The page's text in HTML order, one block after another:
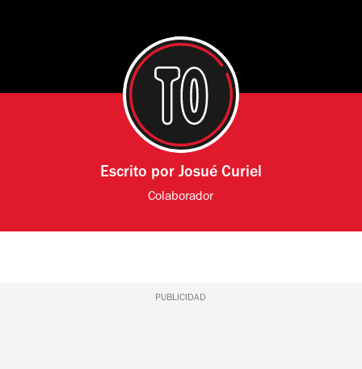
Escrito por Josué Curiel
Colaborador
PUBLICIDAD